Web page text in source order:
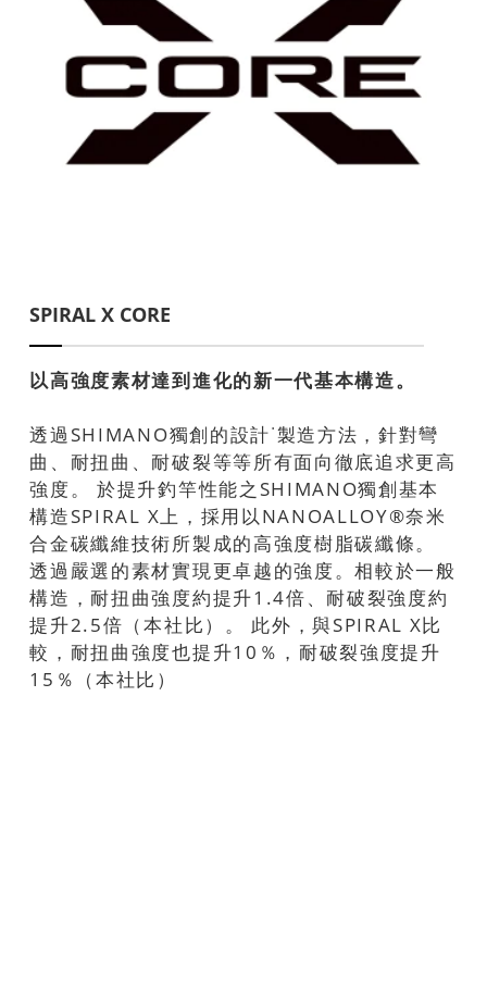
SPIRAL X CORE
以高強度素材達到進化的新一代基本構造。
透過SHIMANO獨創的設計˙製造方法，針對彎
曲、耐扭曲、耐破裂等等所有面向徹底追求更高
強度。 於提升釣竿性能之SHIMANO獨創基本
構造SPIRAL X上，採用以NANOALLOY®奈米
合金碳纖維技術所製成的高強度樹脂碳纖條。
透過嚴選的素材實現更卓越的強度。相較於一般
構造，耐扭曲強度約提升1.4倍、耐破裂強度約
提升2.5倍（本社比）。 此外，與SPIRAL X比
較，耐扭曲強度也提升10％，耐破裂強度提升
15％（本社比）